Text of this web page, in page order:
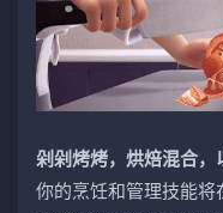
剁剁烤烤，烘焙混合，
你的烹饪和管理技能将